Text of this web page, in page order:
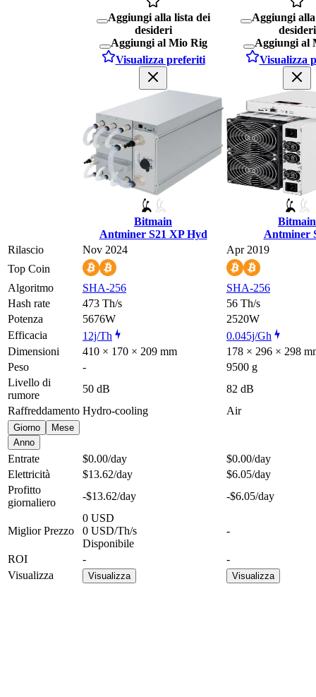
Aggiungi alla lista dei
desideri
Aggiungi al Mio Rig
Visualizza preferiti
Bitmain
Antminer S21 XP Hyd
Aggiungi
desideri
Aggiungi al
Visualizza
Bitmain
Antminer
Rilascio
Nov 2024
Apr 2019
Top Coin
Algoritmo
SHA-256
SHA-256
Hash rate
473 Th/s
56 Th/s
Potenza
5676W
2520W
Efficacia
12j/Th
0.045j/Gh
Dimensioni
410 × 170 × 209 mm
178 × 296 × 298
Peso
-
9500 g
Livello di
rumore
50 dB
82 dB
Raffreddamento Hydro-cooling Air
Giorno
Mese
Anno
Entrate $0.00/day $0.00/day
Elettricità
$13.62/day $6.05/day
Profitto
giornaliero
-$13.62/day -$6.05/day
Miglior Prezzo
0 USD
0 USD/Th/s
Disponibile
-
ROI -
-
Visualizza
Visualizza Visualizza